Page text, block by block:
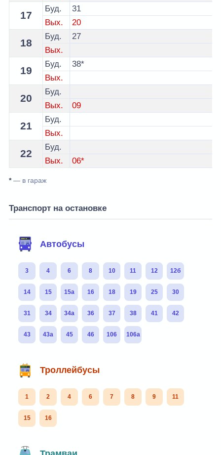
17
Буд.
31
Вых.
20
18
Буд.
27
Вых.
19
Буд.
38*
Вых.
20
Буд.
Вых.
09
21
Буд.
Вых.
22
Буд.
Вых.
06*
*— в гараж
Транспорт на остановке
Автобусы
3 4 6 8 10 11 12 12б
14 15 15а 16 18 19 25 30
31 34 34а 36 37 38 41 42
43 43а 45 46 106 106а
Троллейбусы
1 2 4 6 7 8 9 11
15 16